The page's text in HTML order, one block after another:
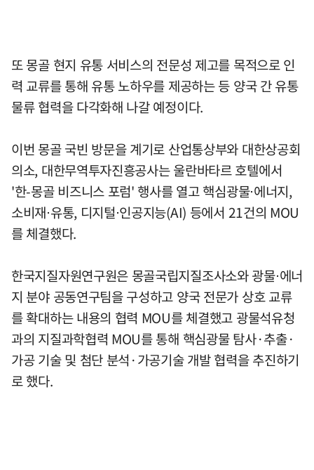
또 몽골 현지 유통 서비스의 전문성 제고를 목적으로 인
력 교류를 통해 유통 노하우를 제공하는 등 양국 간 유통
물류 협력을 다각화해 나갈 예정이다.
이번 몽골 국빈 방문을 계기로 산업통상부와 대한상공회
의소, 대한무역투자진흥공사는 울란바타르 호텔에서
'한-몽골 비즈니스 포럼' 행사를 열고 핵심광물⋅에너지,
소비재⋅유통, 디지털⋅인공지능(AI) 등에서 21건의 MOU
를 체결했다.
한국지질자원연구원은 몽골국립지질조사소와 광물⋅에너
지 분야 공동연구팀을 구성하고 양국 전문가 상호 교류
를 확대하는 내용의 협력 MOU를 체결했고 광물석유청
과의 지질과학협력 MOU를 통해 핵심광물 탐사·추출·
가공 기술 및 첨단 분석·가공기술 개발 협력을 추진하기
로 했다.